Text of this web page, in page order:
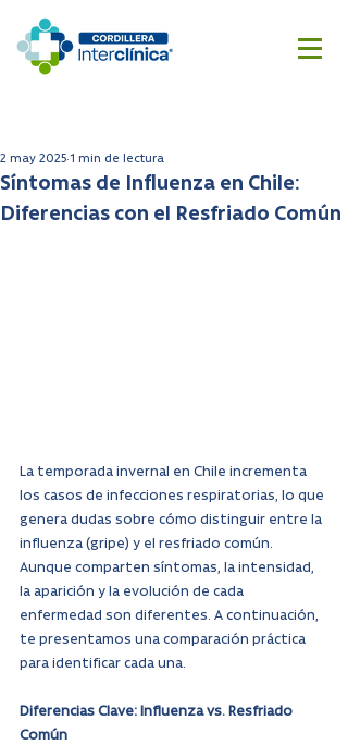
Síntomas de Influenza en Chile:
Diferencias con el Resfriado Común
2 may 2025 1 min de lectura
La temporada invernal en Chile incrementa
los casos de infecciones respiratorias, lo que
genera dudas sobre cómo distinguir entre la
influenza (gripe) y el resfriado común.
Aunque comparten síntomas, la intensidad,
la aparición y la evolución de cada
enfermedad son diferentes. A continuación,
te presentamos una comparación práctica
para identificar cada una.
Diferencias Clave: Influenza vs. Resfriado
Común